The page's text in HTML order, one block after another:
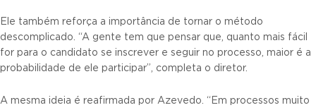
Ele também reforça a importância de tornar o método
descomplicado. “A gente tem que pensar que, quanto mais fácil
for para o candidato se inscrever e seguir no processo, maior é a
probabilidade de ele participar”, completa o diretor.
A mesma ideia é reafirmada por Azevedo. “Em processos muito